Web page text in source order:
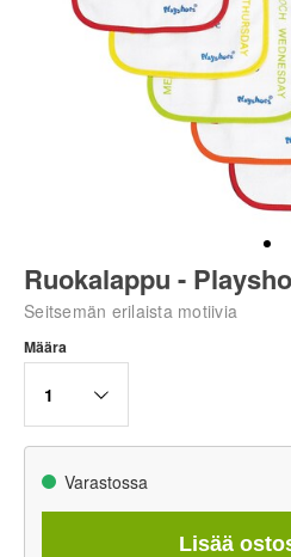
Ruokalappu -
Seitsemän erilaista motiivia
Määra
1
Varastossa
Lisää